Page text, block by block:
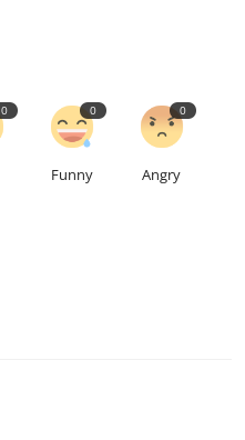
0 0
Funny
0
Angry